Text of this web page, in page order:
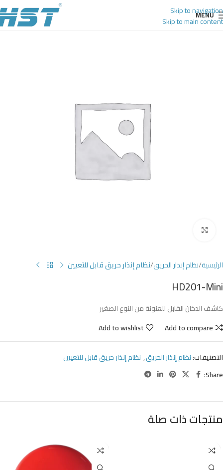
Skip to navigation
Skip to main content
MENU
الرئيسية نظام إنذار الحريق نظام إنذار حريق قابل للتعيين
HD201-Mini
كاشف الدخان القابل للعنونة من النوع الصغير
Add to compare
Add to wishlist
التصنيفات:نظام إنذار الحريق, نظام إنذار حريق قابل للتعيين
Share:
منتجات ذات صلة